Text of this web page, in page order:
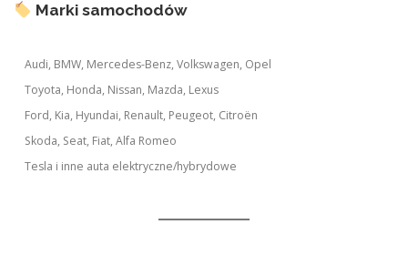
Marki samochodów
Audi, BMW, Mercedes-Benz, Volkswagen, Opel
Toyota, Honda, Nissan, Mazda, Lexus
Ford, Kia, Hyundai, Renault, Peugeot, Citroën
Skoda, Seat, Fiat, Alfa Romeo
Tesla i inne auta elektryczne/hybrydowe